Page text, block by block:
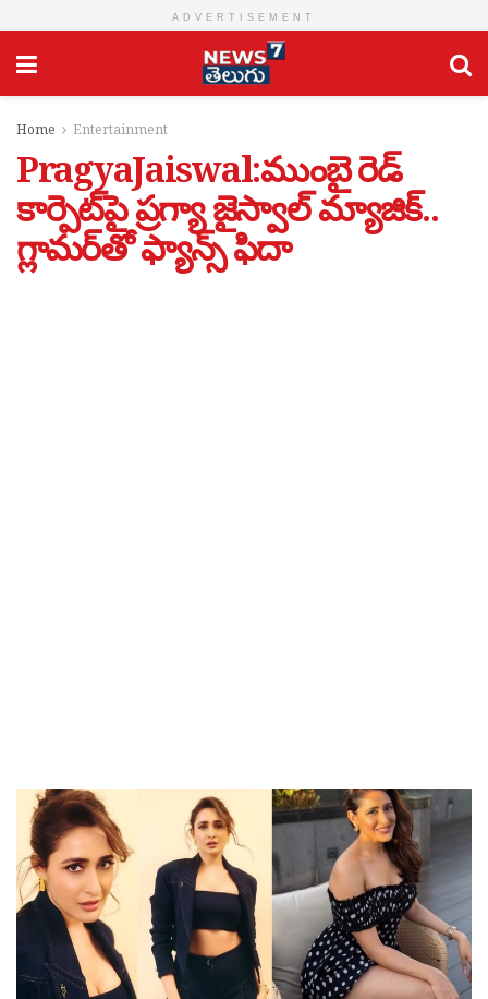
ADVERTISEMENT
Home Entertainment
PragyaJaiswal:ముంబై రెడ్
కార్పెట్‌పై ప్రగ్యా జైస్వాల్ మ్యాజిక్..
గ్లామర్‌తో ఫ్యాన్స్ ఫిదా